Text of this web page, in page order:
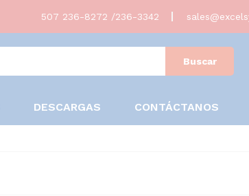
507 236-8272 /236-3342
Buscar
DESCARGAS CONTÁCTANOS